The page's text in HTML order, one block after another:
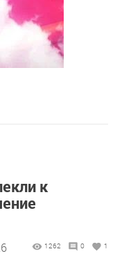
к
1262 0 1